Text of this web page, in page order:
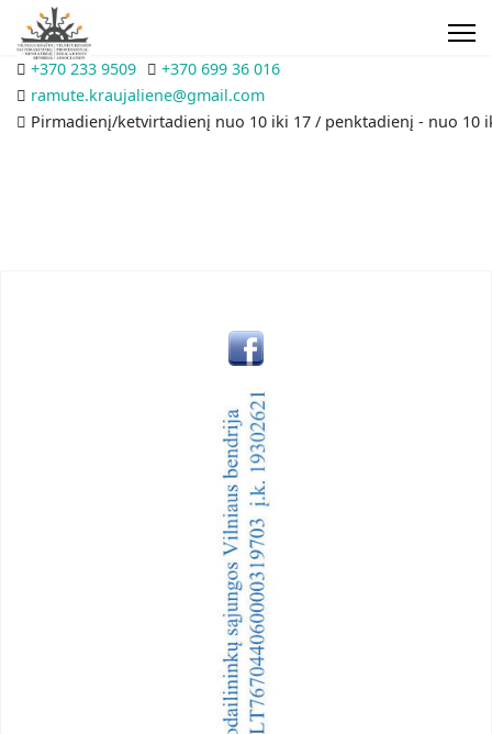
+370 233 9509
+370 699 36 016
ramute.kraujaliene@gmail.com
Pirmadienį/ketvirtadienį nuo 10 iki 17 / penktadienį - nuo 10